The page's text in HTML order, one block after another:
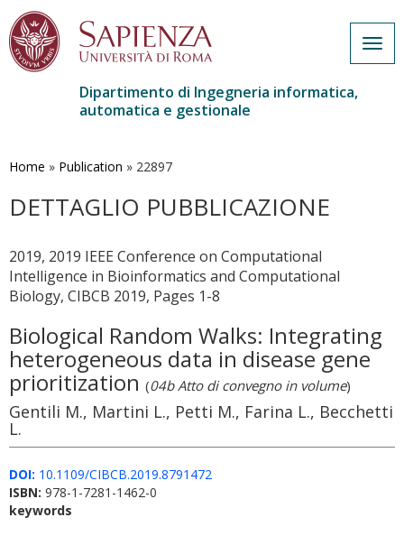
contenuto
Dipartimento di Ingegneria informatica,
automatica e gestionale
Home » Publication » 22897
DETTAGLIO PUBBLICAZIONE
2019, 2019 IEEE Conference on Computational
Intelligence in Bioinformatics and Computational
Biology, CIBCB 2019, Pages 1-8
Biological Random Walks: Integrating
heterogeneous data in disease gene
prioritization (04b Atto di convegno in volume)
Gentili M., Martini L., Petti M., Farina L., Becchetti
L.
DOI: 10.1109/CIBCB.2019.8791472
ISBN: 978-1-7281-1462-0
keywords